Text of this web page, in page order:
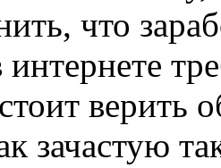
что
интернете
верить
зачастую